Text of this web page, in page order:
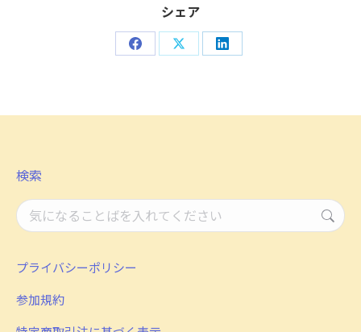
シェア
Share Share Share
検索
検
索：
プライバシーポリシー
参加規約